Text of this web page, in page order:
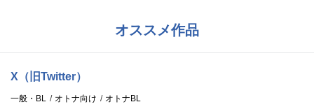
オススメ作品
X（旧Twitter）
一般・BL オトナ向け オトナBL